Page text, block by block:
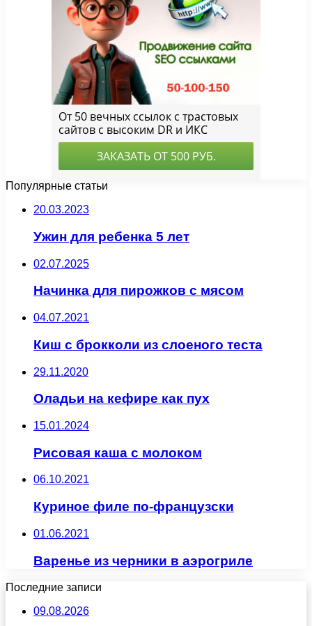
Популярные статьи
20.03.2023
Ужин для ребенка 5 лет
02.07.2025
Начинка для пирожков с мясом
04.07.2021
Киш с брокколи из слоеного теста
29.11.2020
Оладьи на кефире как пух
15.01.2024
Рисовая каша с молоком
06.10.2021
Куриное филе по-французски
01.06.2021
Варенье из черники в аэрогриле
Последние записи
09.08.2026